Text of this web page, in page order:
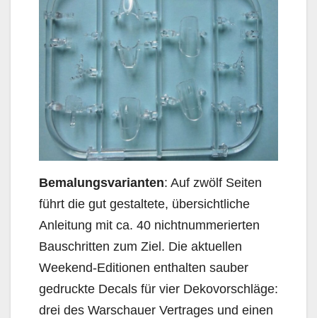
Bemalungsvarianten: Auf zwölf Seiten
führt die gut gestaltete, übersichtliche
Anleitung mit ca. 40 nichtnummerierten
Bauschritten zum Ziel. Die aktuellen
Weekend-Editionen enthalten sauber
gedruckte Decals für vier Dekovorschläge:
drei des Warschauer Vertrages und einen